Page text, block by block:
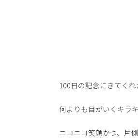
100日の記念にきてく
何よりも目がいくキラ
ニコニコ笑顔かつ、片